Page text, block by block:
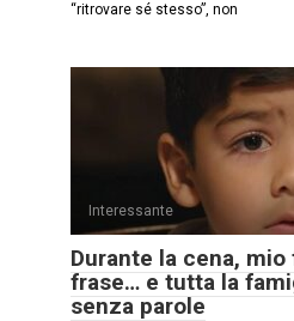
“ritrovare sé stesso”, non
Interessante
Durante la cena,
frase… e tutta la
senza parole